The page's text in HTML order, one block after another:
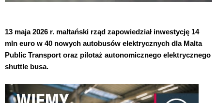
13 maja 2026 r. maltański rząd zapowiedział inwestycję 14
mln euro w 40 nowych autobusów elektrycznych dla Malta
Public Transport oraz pilotaż autonomicznego elektrycznego
shuttle busa.